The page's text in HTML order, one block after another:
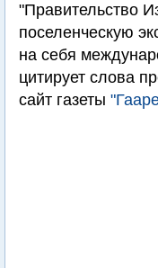
"Правительство
поселенческую
на себя
цитирует слова
сайт газеты